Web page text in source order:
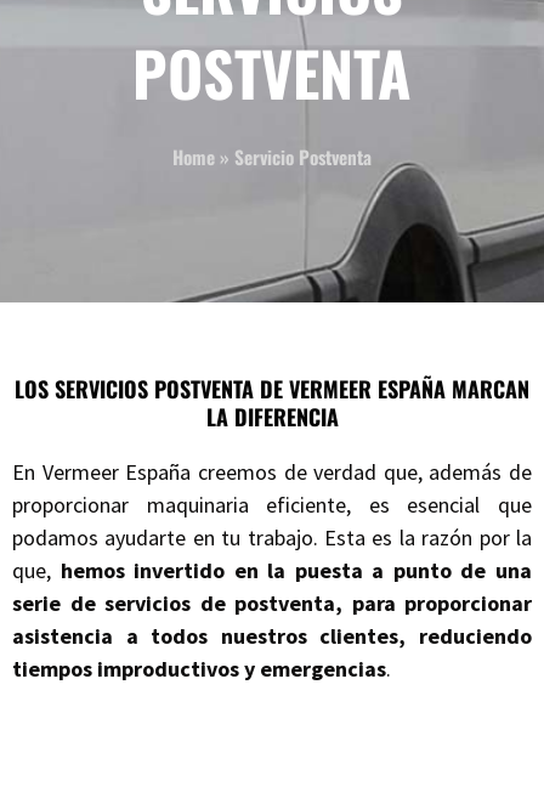
POSTVENTA
Home » Servicio Postventa
LOS SERVICIOS POSTVENTA DE VERMEER ESPAÑA MARCAN
LA DIFERENCIA
En Vermeer España creemos de verdad que, además de
proporcionar maquinaria eficiente, es esencial que
podamos ayudarte en tu trabajo. Esta es la razón por la
que, hemos invertido en la puesta a punto de una
serie de servicios de postventa, para proporcionar
asistencia a todos nuestros clientes, reduciendo
tiempos improductivos y emergencias.